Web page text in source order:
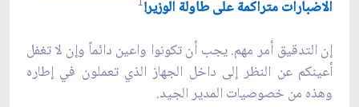
الاضبارات متراكمة على طاولة الوزير!1
إن التدقيق أمر مهم. يجب أن تكونوا واعين دائماً وإن لا تغفل
أعينكم عن النظر إلى داخل الجهاز الذي تعملون في إطاره
وهذه من خصوصيات المدير الجيد.